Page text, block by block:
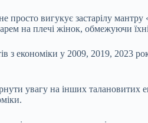
вигукує застарілу
на плечі жінок, обмежуючи
з економіки у 2009, 2019, 2023
увагу на інших